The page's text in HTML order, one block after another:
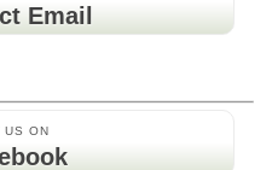
Email
US ON